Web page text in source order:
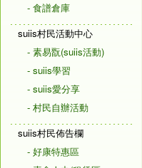
- 食譜倉庫
suiis村民活動中心
- 素易翫(suiis活動)
- suiis學習
- suiis愛分享
- 村民自辦活動
suiis村民佈告欄
- 好康特惠區